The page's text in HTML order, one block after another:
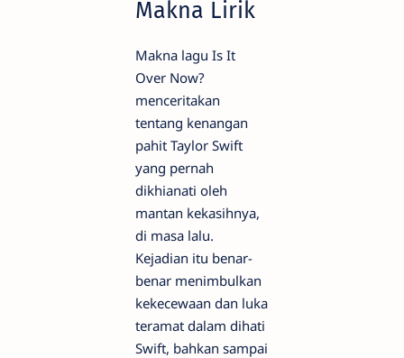
Makna Lirik
Makna lagu Is It
Over Now?
menceritakan
tentang kenangan
pahit Taylor Swift
yang pernah
dikhianati oleh
mantan kekasihnya,
di masa lalu.
Kejadian itu benar-
benar menimbulkan
kekecewaan dan luka
teramat dalam dihati
Swift, bahkan sampai